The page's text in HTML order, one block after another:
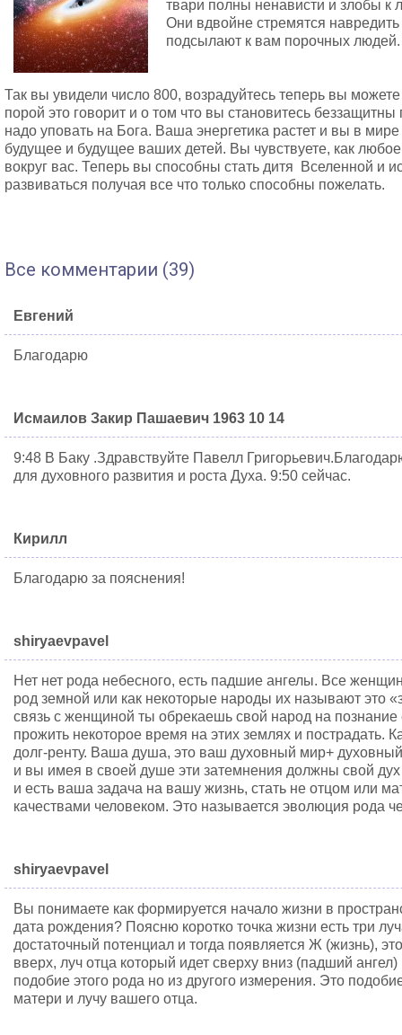
твари полны ненависти и злобы к
Они вдвойне стремятся
подсылают к вам порочных людей.
Так вы увидели число 800, возрадуйтесь теперь вы
порой это говорит и о том что вы становитесь
надо уповать на Бога. Ваша энергетика растет и вы в
будущее и будущее ваших детей. Вы чувствуете, как
вокруг вас. Теперь вы способны стать дитя Вселенной и
развиваться получая все что только способны пожелать.
Все комментарии (39)
Евгений
Благодарю
Исмаилов Закир Пашаевич 1963 10 14
9:48 В Баку .Здравствуйте Павелл
для духовного развития и роста Духа. 9:50 сейчас.
Кирилл
Благодарю за пояснения!
shiryaevpavel
Нет нет рода небесного, есть падшие ангелы. Все
род земной или как некоторые народы их называют это
связь с женщиной ты обрекаешь свой народ на познание
прожить некоторое время на этих землях и пострадать.
долг-ренту. Ваша душа, это ваш духовный мир+
и вы имея в своей душе эти затемнения должны свой дух
и есть ваша задача на вашу жизнь, стать не отцом или
качествами человеком. Это называется эволюция рода
shiryaevpavel
Вы понимаете как формируется начало жизни в
дата рождения? Поясню коротко точка жизни есть три
достаточный потенциал и тогда появляется Ж (жизнь),
вверх, луч отца который идет сверху вниз (падший
подобие этого рода но из другого измерения. Это
матери и лучу вашего отца.